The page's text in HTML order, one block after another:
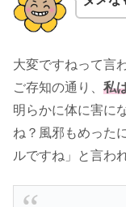
大変ですねって言
ご存知の通り、 私
明らかに体に害に
ね？風邪もめった
ルですね」と言わ